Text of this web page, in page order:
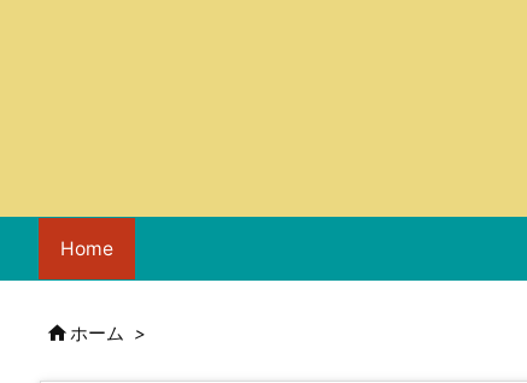
Home
ホーム >